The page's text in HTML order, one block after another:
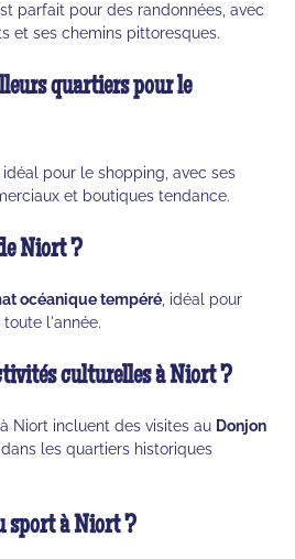
parfait pour des randonnées, avec
et ses chemins pittoresques.
quartiers pour le
pour le shopping, avec ses
et boutiques tendance.
Niort ?
océanique tempéré , idéal pour
l'année.
culturelles à Niort ?
Niort incluent des visites au Donjon
les quartiers historiques
sport à Niort ?